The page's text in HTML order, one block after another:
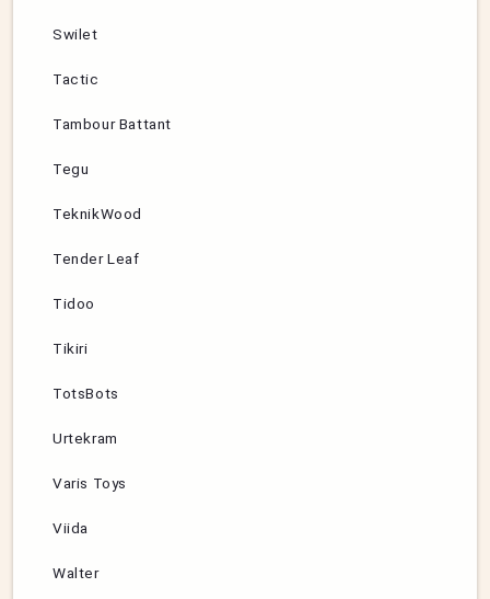
Swilet
Tactic
Tambour Battant
Tegu
TeknikWood
Tender Leaf
Tidoo
Tikiri
TotsBots
Urtekram
Varis Toys
Viida
Walter